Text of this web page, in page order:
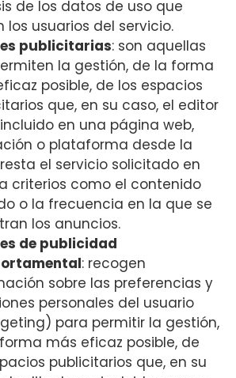
de los datos de uso que
los usuarios del servicio.
publicitarias: son aquellas
la gestión, de la forma
posible, de los espacios
que, en su caso, el editor
en una página web,
o plataforma desde la
el servicio solicitado en
criterios como el contenido
o la frecuencia en la que se
los anuncios.
de publicidad
: recogen
sobre las preferencias y
personales del usuario
para permitir la gestión,
más eficaz posible, de
publicitarios que, en su